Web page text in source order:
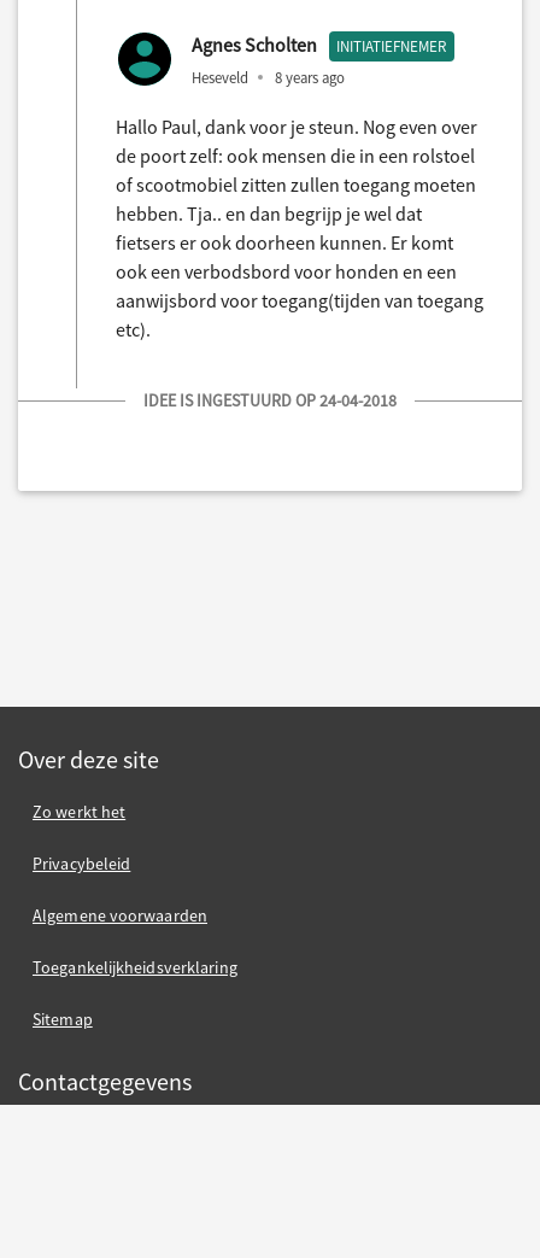
Agnes Scholten INITIATIEFNEMER
Heseveld 8 years ago
Hallo Paul, dank voor je steun. Nog even over
de poort zelf: ook mensen die in een rolstoel
of scootmobiel zitten zullen toegang moeten
hebben. Tja.. en dan begrijp je wel dat
fietsers er ook doorheen kunnen. Er komt
ook een verbodsbord voor honden en een
aanwijsbord voor toegang(tijden van toegang
etc).
IDEE IS INGESTUURD OP 24-04-2018
Over deze site
Zo werkt het
Privacybeleid
Algemene voorwaarden
Toegankelijkheidsverklaring
Sitemap
Contactgegevens